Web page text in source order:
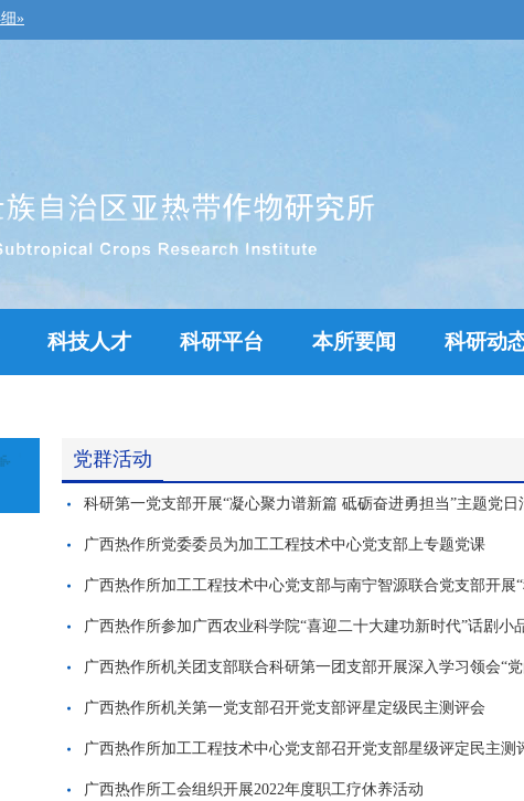
科技人才 科研平台 本所要闻 科研动
党群活动
科研第一党支部开展“凝心聚力谱新篇 砥砺奋进勇担当”主题党日
广西热作所党委委员为加工工程技术中心党支部上专题党课
广西热作所加工工程技术中心党支部与南宁智源联合党支部开展
广西热作所参加广西农业科学院“喜迎二十大建功新时代”话剧小
广西热作所机关团支部联合科研第一团支部开展深入学习领会“
广西热作所机关第一党支部召开党支部评星定级民主测评会
广西热作所加工工程技术中心党支部召开党支部星级评定民主测
广西热作所工会组织开展2022年度职工疗休养活动